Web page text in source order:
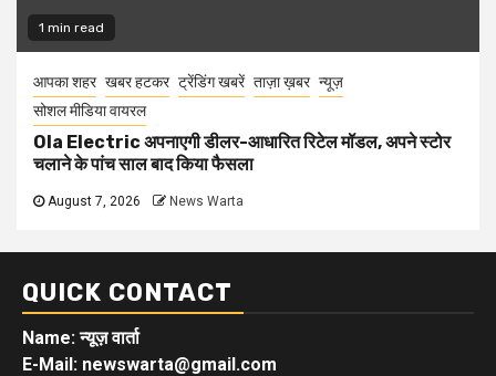
1 min read
आपका शहर खबर हटकर ट्रेंडिंग खबरें ताज़ा ख़बर न्यूज़
सोशल मीडिया वायरल
Ola Electric अपनाएगी डीलर-आधारित रिटेल मॉडल, अपने स्टोर
चलाने के पांच साल बाद किया फैसला
August 7, 2026 News Warta
QUICK CONTACT
Name: न्यूज़ वार्ता
E-Mail: newswarta@gmail.com